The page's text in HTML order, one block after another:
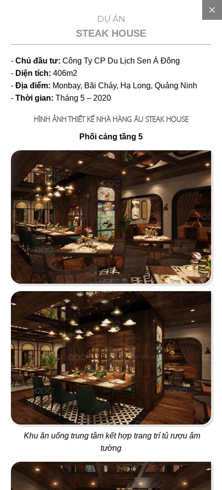
DỰ ÁN
STEAK HOUSE
-Chủ đầu tư:Công Ty CP Du Lịch Sen Á Đông
- Diện tích:406m2
- Địa điểm: Monbay, Bãi Cháy, Hạ Long, Quảng Ninh
- Thời gian:Tháng 5 – 2020
HÌNH ẢNH THIẾT KẾ NHÀ HÀNG ÂU STEAK HOUSE
Phối cảng tầng 5
Khu ăn uống trung tâm kết hợp trang trí tủ rượu âm
tường
GIỚI
DỰ
CHI
PHÍ
DỰ
ÁN
NHÀ
HÀNG
DỰ
ÁN
VĂN
PHÒNG
DỰ
SHOWROOM
01
BAOZ DIMSUM
Nhà hàng Hoa
02
VEE AYY FOOD
Nhà hàng - Cafe
03
PAT KAO THAI - MỸ THO
Nhà hàng Thái
04
SAKURA
Nhà hàng Nhật
OJIGI
Quán bar
06
PAT KAO THAI - BẾN TRE
Nhà hàng Thái